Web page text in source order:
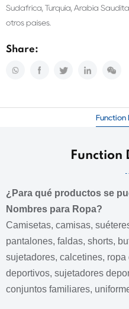
Sudáfrica, Turquía, Arabia
otros países.
Share:
Function
¿Para qué productos se
Nombres para Ropa?
Camisetas, camisas,
pantalones, faldas, shorts,
sujetadores, calcetines,
deportivos, sujetadores
conjuntos familiares,